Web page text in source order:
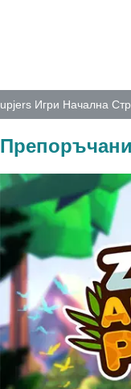
upjers Игри Начална